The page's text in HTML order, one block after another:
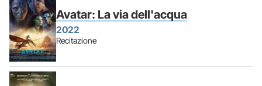
Avatar: La via dell'acqua
2022
Recitazione